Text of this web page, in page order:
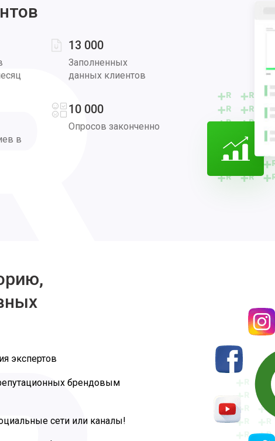
13 000
Заполненных
данных клиентов
в
10 000
Опросов законченно
экспертов
брендовым
сети или каналы!